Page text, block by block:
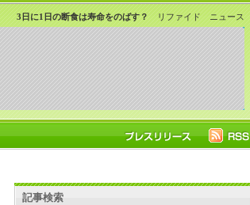
リファイド ニュース
3日に1日の断食は寿命をのばす？
記事検索